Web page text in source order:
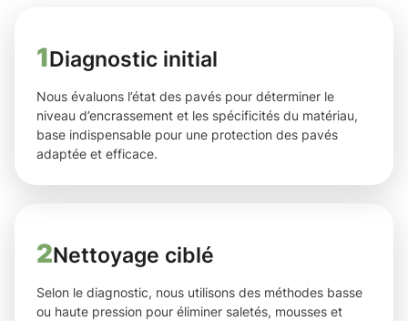
1Diagnostic initial
Nous évaluons l’état des pavés pour déterminer le
niveau d’encrassement et les spécificités du matériau,
base indispensable pour une protection des pavés
adaptée et efficace.
2Nettoyage ciblé
Selon le diagnostic, nous utilisons des méthodes basse
ou haute pression pour éliminer saletés, mousses et